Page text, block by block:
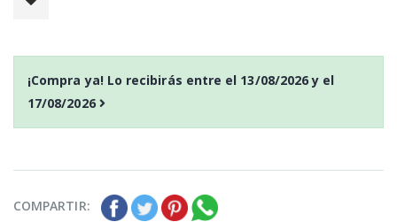
¡Compra ya! Lo recibirás entre el 13/08/2026y el
17/08/2026
COMPARTIR: